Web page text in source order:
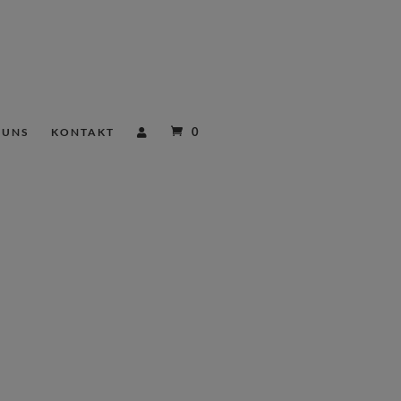
KONTAKT 0